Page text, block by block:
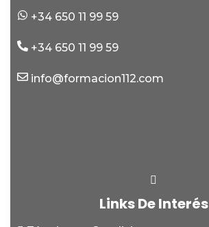
+34 650 11 99 59
+34 650 11 99 59
info@formacion112.com
Links De Interés